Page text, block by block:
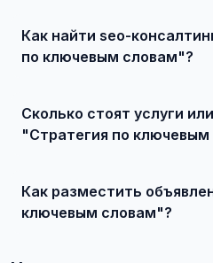
Как найти seo-
по ключевым словам"?
и договоритесь о сделке.
Сколько стоят услуги
"Стратегия по
Как разместить
ключевым словам"?